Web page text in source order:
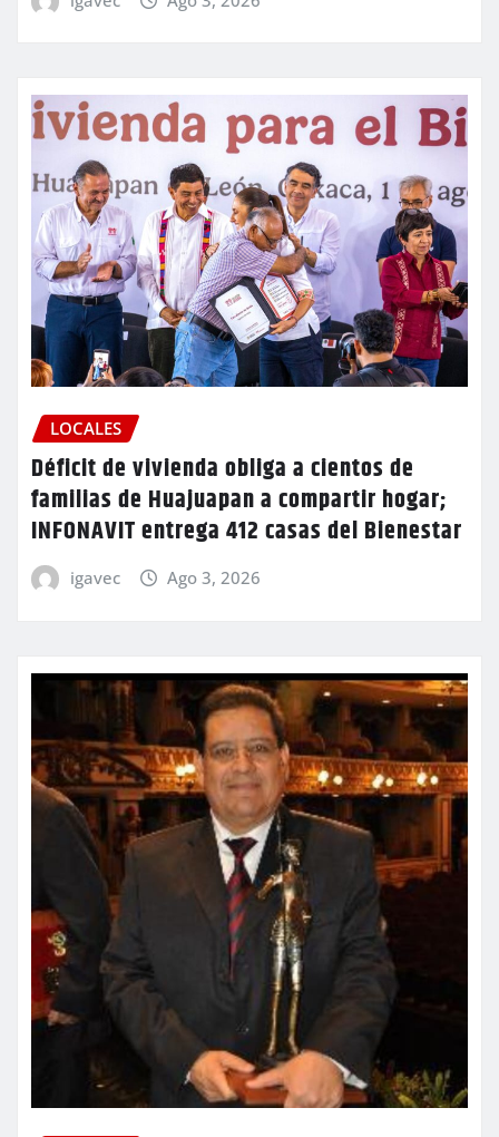
LOCALES
Déficit de vivienda obliga a cientos de
familias de Huajuapan a compartir hogar;
INFONAVIT entrega 412 casas del Bienestar
igavec Ago 3, 2026